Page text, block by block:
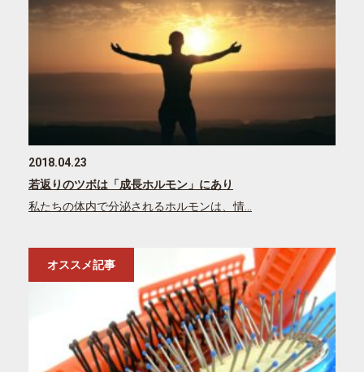
2018.04.23
若返りのツボは「成長ホルモン」にあり
私たちの体内で分泌されるホルモンは、情…
オススメ記事